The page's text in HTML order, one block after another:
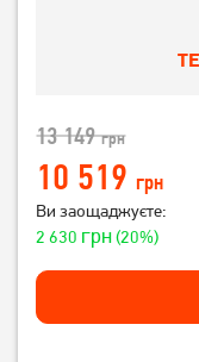
13 149грн
10 519 грн
Ви заощаджуєте:
2 630 грн(20%)